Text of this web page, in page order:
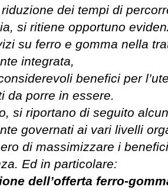
dei tempi di
si ritiene opportuno
su ferro e gomma nella
integrata,
benefici per
da porre in essere.
si riportano di seguito
governati ai vari livelli
di massimizzare i
Ed in particolare:
dell’offerta ferro-